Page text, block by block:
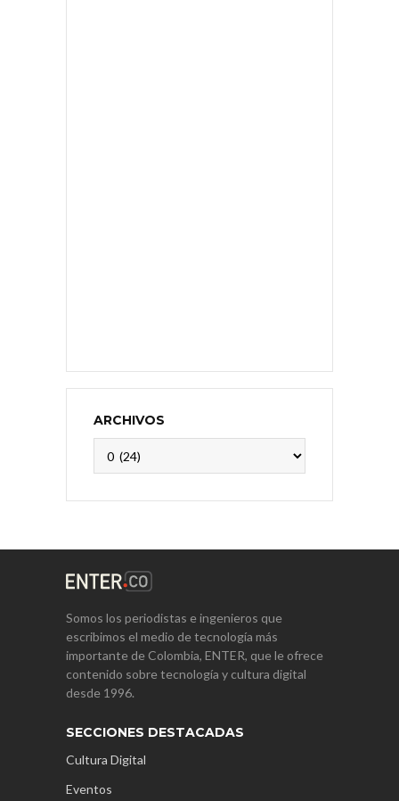
ARCHIVOS
Somos los periodistas e ingenieros que
escribimos el medio de tecnología más
importante de Colombia, ENTER, que le ofrece
contenido sobre tecnología y cultura digital
desde 1996.
SECCIONES DESTACADAS
Cultura Digital
Eventos